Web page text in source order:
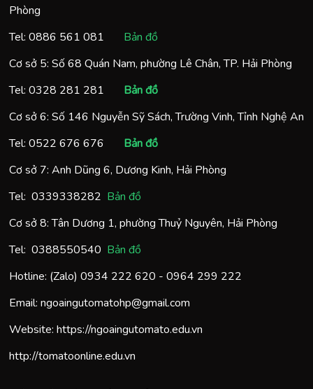
Phòng
Tel: 0886 561 081
Bản đồ
Cơ sở 5: Số 68 Quán Nam, phường Lê Chân, TP. Hải Phòng
Tel: 0328 281 281
Bản đồ
Cơ sở 6: Số 146 Nguyễn Sỹ Sách, Trường Vinh, Tỉnh Nghệ An
Tel: 0522 676 676
Bản đồ
Cơ sở 7: Anh Dũng 6, Dương Kinh, Hải Phòng
Tel: 0339338282 Bản đồ
Cơ sở 8: Tân Dương 1, phường Thuỷ Nguyên, Hải Phòng
Tel: 0388550540 Bản đồ
Hotline: (Zalo) 0934 222 620 - 0964 299 222
Email: ngoaingutomatohp@gmail.com
Website: https://ngoaingutomato.edu.vn
http://tomatoonline.edu.vn